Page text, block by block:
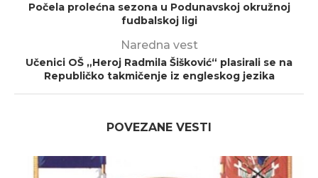
Počela prolećna sezona u Podunavskoj okružnoj
fudbalskoj ligi
Naredna vest
Učenici OŠ „Heroj Radmila Šišković“ plasirali se na
Republičko takmičenje iz engleskog jezika
POVEZANE VESTI